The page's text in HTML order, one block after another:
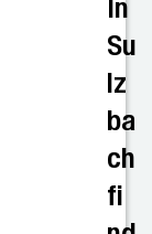
In
Su
lz
ba
ch
fi